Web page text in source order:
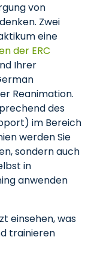
von
Zwei
eine
der ERC
Ihrer
Reanimation.
des
im Bereich
werden Sie
sondern auch
in
anwenden
einsehen, was
trainieren